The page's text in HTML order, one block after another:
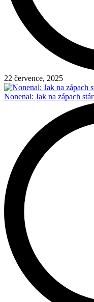
22 července, 2025
Nonenal: Jak na zápach